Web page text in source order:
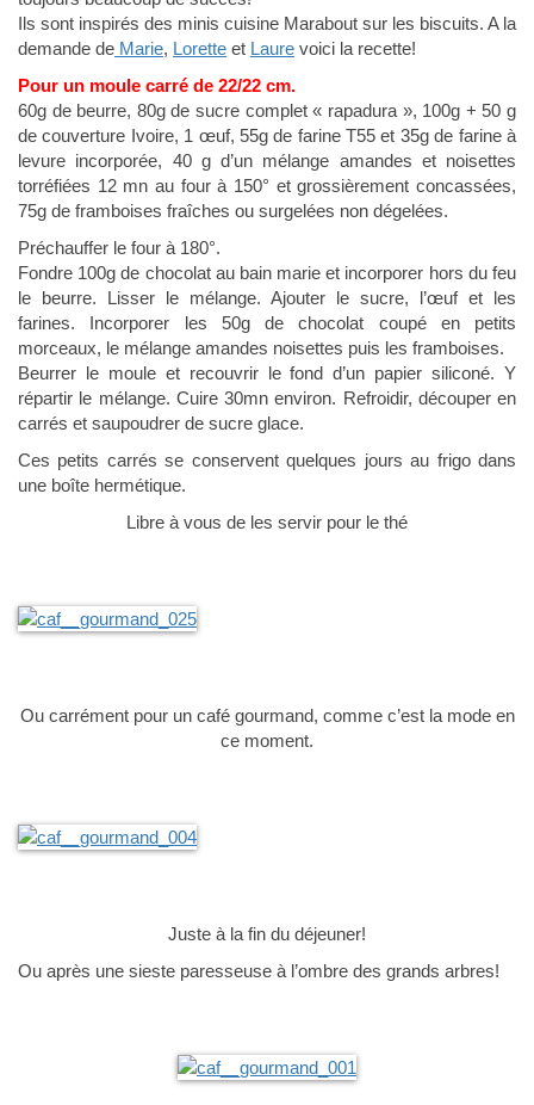
Ils sont inspirés des minis cuisine Marabout sur les biscuits. A la
demande de Marie, Lorette et Laure voici la recette!
Pour un moule carré de 22/22 cm.
60g de beurre, 80g de sucre complet « rapadura », 100g + 50 g
de couverture Ivoire, 1 œuf, 55g de farine T55 et 35g de farine à
levure incorporée, 40 g d’un mélange amandes et noisettes
torréfiées 12 mn au four à 150° et grossièrement concassées,
75g de framboises fraîches ou surgelées non dégelées.
Préchauffer le four à 180°.
Fondre 100g de chocolat au bain marie et incorporer hors du feu
le beurre. Lisser le mélange. Ajouter le sucre, l’œuf et les
farines. Incorporer les 50g de chocolat coupé en petits
morceaux, le mélange amandes noisettes puis les framboises.
Beurrer le moule et recouvrir le fond d’un papier siliconé. Y
répartir le mélange. Cuire 30mn environ. Refroidir, découper en
carrés et saupoudrer de sucre glace.
Ces petits carrés se conservent quelques jours au frigo dans
une boîte hermétique.
Libre à vous de les servir pour le thé
Ou carrément pour un café gourmand, comme c’est la mode en
ce moment.
Juste à la fin du déjeuner!
Ou après une sieste paresseuse à l’ombre des grands arbres!